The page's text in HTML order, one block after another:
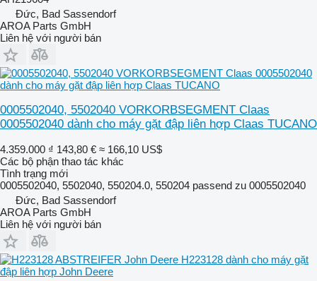
Đức, Bad Sassendorf
AROA Parts GmbH
Liên hệ với người bán
0005502040, 5502040 VORKORBSEGMENT Claas
0005502040 dành cho máy gặt đập liên hợp Claas TUCANO
4.359.000 ₫ 143,80 € ≈ 166,10 US$
Các bộ phận thao tác khác
Tình trạng mới
0005502040, 5502040, 550204.0, 550204 passend zu 0005502040
Đức, Bad Sassendorf
AROA Parts GmbH
Liên hệ với người bán